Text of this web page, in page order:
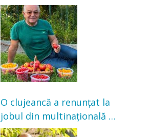
grădină: „Niciun magazin
nu poate oferi această
satisfacție”
O clujeancă a renunțat la
jobul din multinațională și
s-a mutat la țară. Acum